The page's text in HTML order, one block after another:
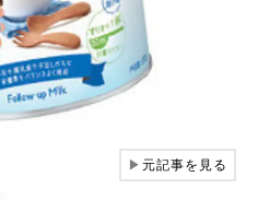
▶元記事を見る